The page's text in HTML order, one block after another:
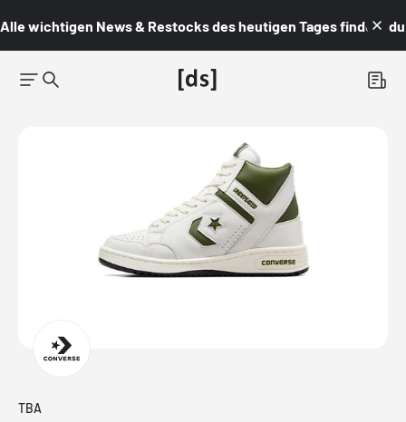
Alle wichtigen News & Restocks des heutigen Tages findest du
TBA